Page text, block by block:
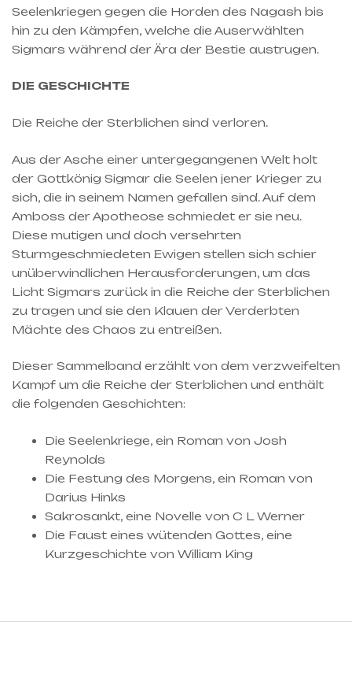
Seelenkriegen gegen die Horden des Nagash bis
hin zu den Kämpfen, welche die Auserwählten
Sigmars während der Ära der Bestie austrugen.
DIE GESCHICHTE
Die Reiche der Sterblichen sind verloren.
Aus der Asche einer untergegangenen Welt holt
der Gottkönig Sigmar die Seelen jener Krieger zu
sich, die in seinem Namen gefallen sind. Auf dem
Amboss der Apotheose schmiedet er sie neu.
Diese mutigen und doch versehrten
Sturmgeschmiedeten Ewigen stellen sich schier
unüberwindlichen Herausforderungen, um das
Licht Sigmars zurück in die Reiche der Sterblichen
zu tragen und sie den Klauen der Verderbten
Mächte des Chaos zu entreißen.
Dieser Sammelband erzählt von dem verzweifelten
Kampf um die Reiche der Sterblichen und enthält
die folgenden Geschichten:
Die Seelenkriege, ein Roman von Josh
Reynolds
Die Festung des Morgens, ein Roman von
Darius Hinks
Sakrosankt, eine Novelle von C L Werner
Die Faust eines wütenden Gottes, eine
Kurzgeschichte von William King